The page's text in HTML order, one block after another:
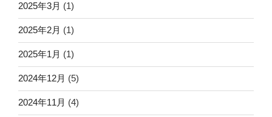
2025年3月 (1)
2025年2月 (1)
2025年1月 (1)
2024年12月 (5)
2024年11月 (4)